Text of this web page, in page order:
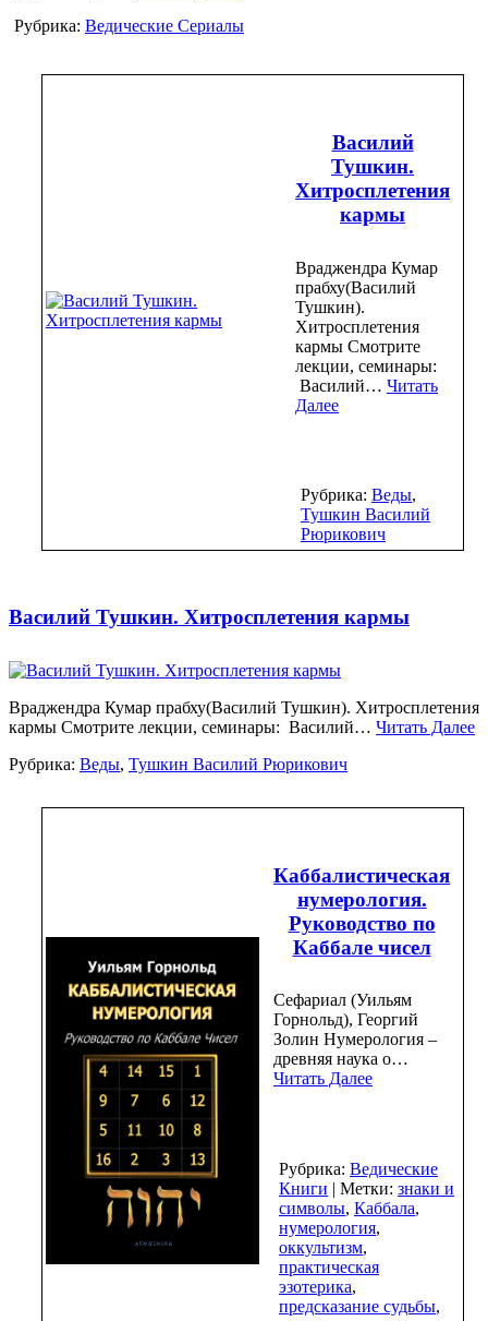
Рубрика: Ведические Сериалы
Василий
Тушкин.
Хитросплетения
кармы
Враджендра Кумар
прабху(Василий
Тушкин).
Хитросплетения
кармы Смотрите
лекции, семинары:
Василий… Читать
Далее
Рубрика: Веды,
Тушкин Василий
Рюрикович
Василий Тушкин. Хитросплетения кармы
Враджендра Кумар прабху(Василий Тушкин). Хитросплетения
кармы Смотрите лекции, семинары: Василий… Читать Далее
Рубрика: Веды, Тушкин Василий Рюрикович
Каббалистическая
нумерология.
Руководство по
Каббале чисел
Сефариал (Уильям
Горнольд), Георгий
Золин Нумерология –
древняя наука о…
Читать Далее
Рубрика: Ведические
Книги | Метки: знаки и
символы, Каббала,
нумерология,
оккультизм,
практическая
эзотерика,
предсказание судьбы,